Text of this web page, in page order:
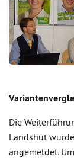
Die
Landshut
angemeldet.